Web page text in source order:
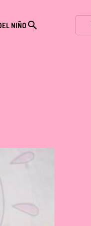
NIÑO search